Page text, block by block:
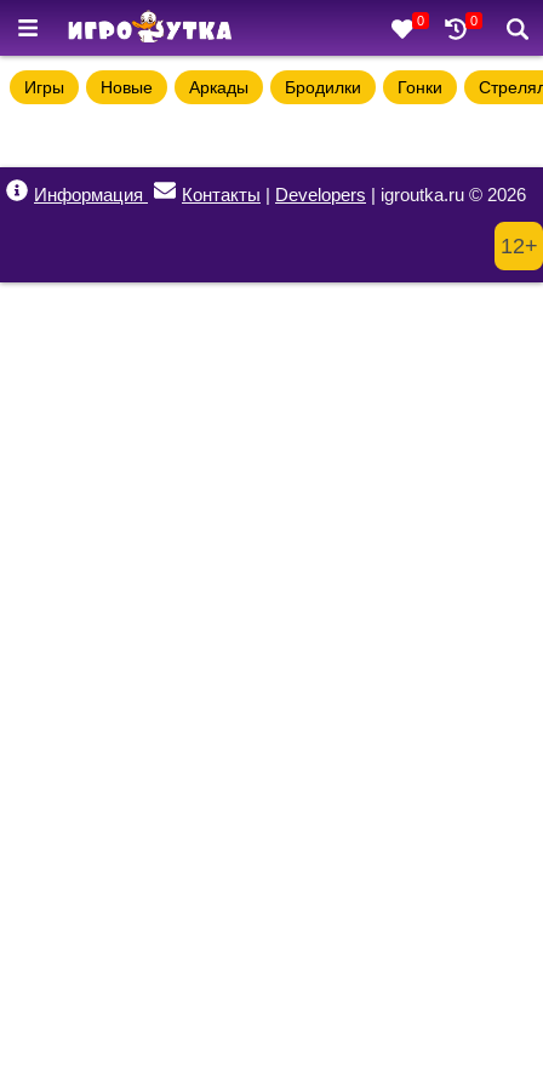
0 0
Игры Новые Аркады Бродилки Гонки
Информация Контакты | Developers | igroutka.ru © 2026
12+